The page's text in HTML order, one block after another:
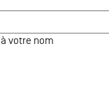
votre nom